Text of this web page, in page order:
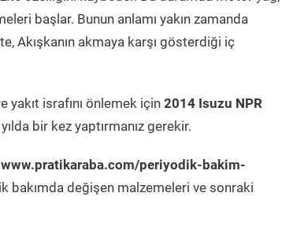
başlar. Bunun anlamı yakın zamanda
Akışkanın akmaya karşı gösterdiği iç
israfını önlemek için 2014 Isuzu NPR
bir kez yaptırmanız gerekir.
www.pratikaraba.com/periyodik-bakim-
bakımda değişen malzemeleri ve sonraki